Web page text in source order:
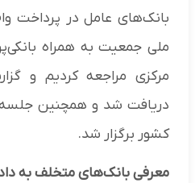
بانک‌های عامل در پرداخت
ملی جمعیت به همراه
مرکزی مراجعه کردیم و
دریافت شد و همچنین
کشور برگزار شد.
معرفی بانک‌های متخلف به